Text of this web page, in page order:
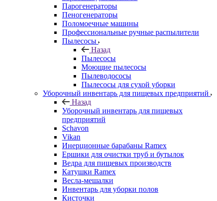
Парогенераторы
Пеногенераторы
Поломоечные машины
Профессиональные ручные распылители
Пылесосы
Назад
Пылесосы
Моющие пылесосы
Пылеводососы
Пылесосы для сухой уборки
Уборочный инвентарь для пищевых предприятий
Назад
Уборочный инвентарь для пищевых
предприятий
Schavon
Vikan
Инерционные барабаны Ramex
Ершики для очистки труб и бутылок
Ведра для пищевых производств
Катушки Ramex
Весла-мешалки
Инвентарь для уборки полов
Кисточки